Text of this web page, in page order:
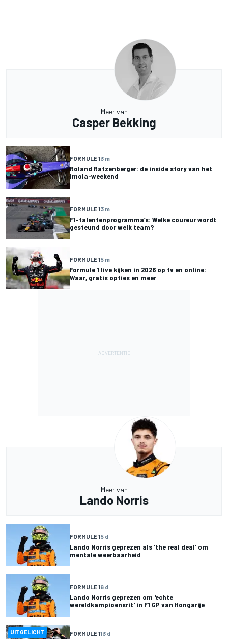
Meer van
Casper Bekking
FORMULE 13 m
Roland Ratzenberger: de inside story van het
Imola-weekend
FORMULE 13 m
F1-talentenprogramma’s: Welke coureur wordt
gesteund door welk team?
FORMULE 15 m
Formule 1 live kijken in 2026 op tv en online:
Waar, gratis opties en meer
Meer van
Lando Norris
FORMULE 15 d
Lando Norris geprezen als 'the real deal' om
mentale weerbaarheid
FORMULE 16 d
Lando Norris geprezen om 'echte
wereldkampioensrit' in F1 GP van Hongarije
UITGELICHT FORMULE 113 d